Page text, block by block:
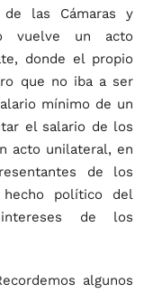
las Cámaras y
vuelve un acto
donde el propio
que no iba a ser
mínimo de un
el salario de los
acto unilateral, en
de los
hecho político del
de los
algunos